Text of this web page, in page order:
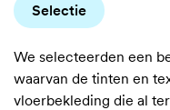
Selectie
We selecteerden een
waarvan de tinten en
vloerbekleding die al